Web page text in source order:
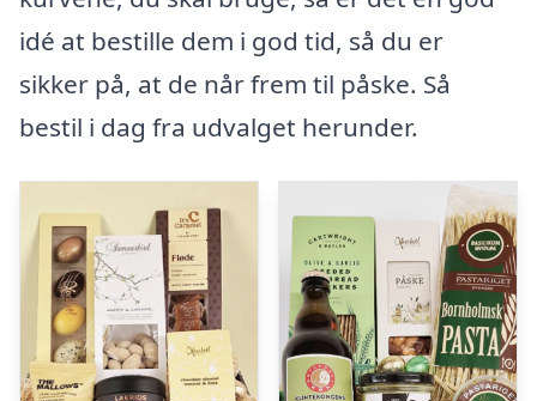
idé at bestille dem i god tid, så du er
sikker på, at de når frem til påske. Så
bestil i dag fra udvalget herunder.